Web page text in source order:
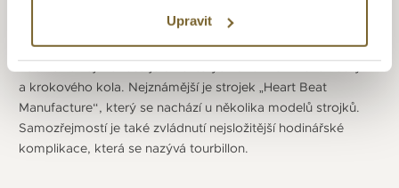
Upravit
nebo jsou na určité zvláštní modely najímáni externí
designeři. Manufaktura vyrábí několik vlastních kalibrů
hodinek a zajímavostí je u některých užití křemíkové kotvy
a krokového kola. Nejznámější je strojek „Heart Beat
Manufacture“, který se nachází u několika modelů strojků.
Samozřejmostí je také zvládnutí nejsložitější hodinářské
komplikace, která se nazývá tourbillon.